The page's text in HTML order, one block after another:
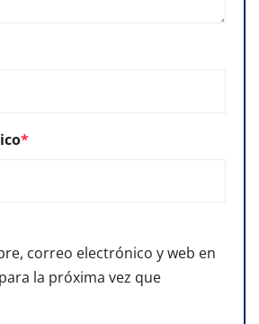
*
correo electrónico y web en
la próxima vez que